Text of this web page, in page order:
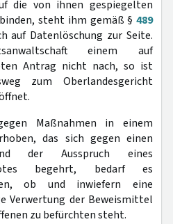
die von ihnen gespiegelten
steht ihm gemäß § 489
auf Datenlöschung zur Seite.
einem auf
Antrag nicht nach, so ist
zum Oberlandesgericht
Maßnahmen in einem
das sich gegen einen
der Ausspruch eines
begehrt, bedarf es
ob und inwiefern eine
Verwertung der Beweismittel
zu befürchten steht.